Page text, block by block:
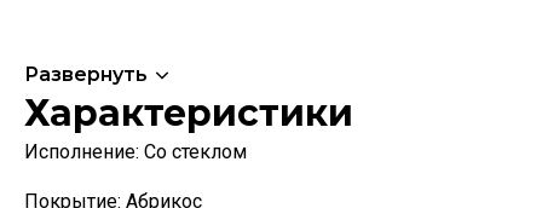
Развернуть
Характеристики
Исполнение: Со стеклом
Покрытие: Абрикос